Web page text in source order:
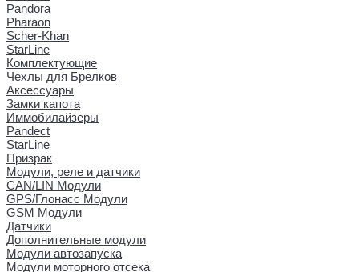
Pandora
Pharaon
Scher-Khan
StarLine
Комплектующие
Чехлы для Брелков
Аксессуары
Замки капота
Иммобилайзеры
Pandect
StarLine
Призрак
Модули, реле и датчики
CAN/LIN Модули
GPS/Глонасс Модули
GSM Модули
Датчики
Дополнительные модули
Модули автозапуска
Модули моторного отсека